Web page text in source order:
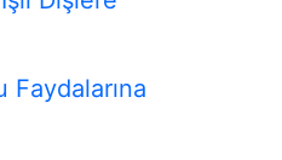
Faydalarına